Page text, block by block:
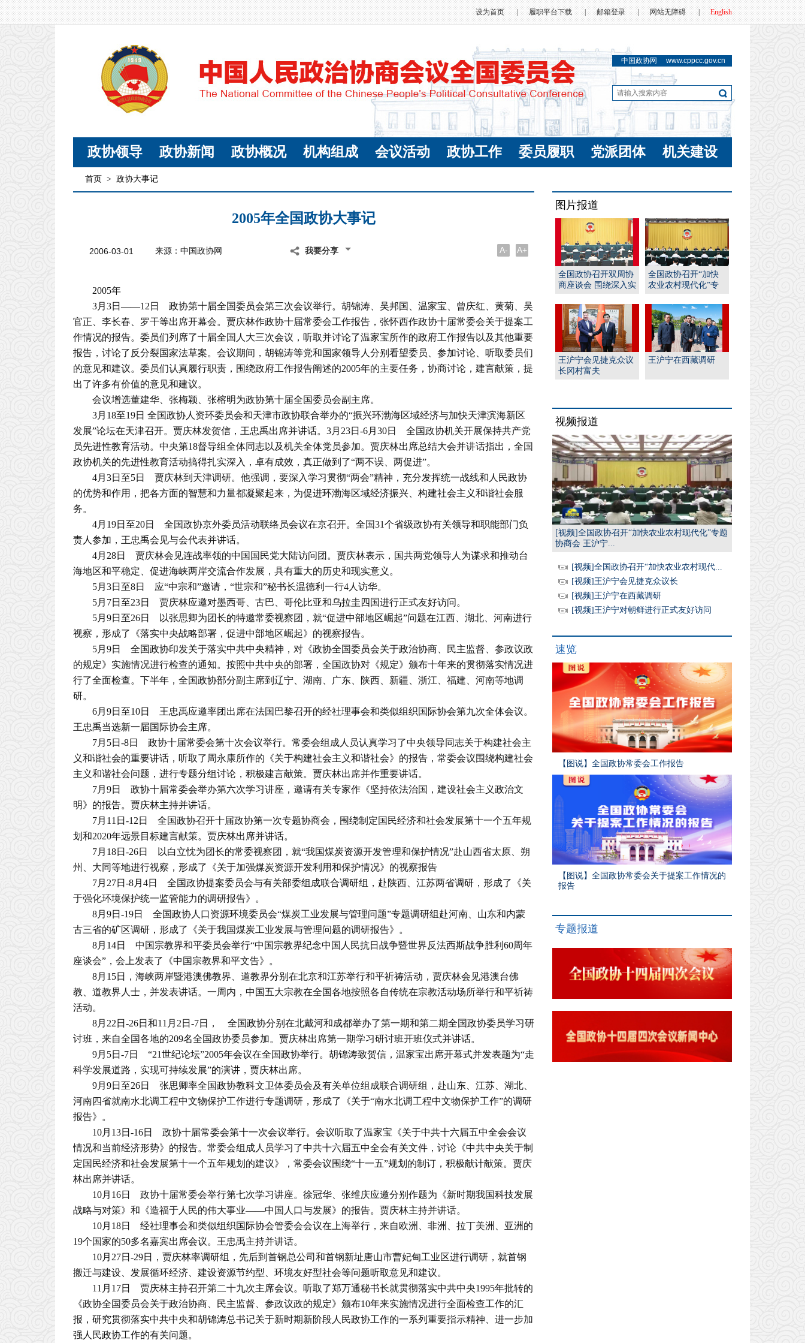
设为首页 履职平台下载 | 邮箱登录 网站无障碍 | English
中国政协网 www.cppcc.gov.cn
政协领导 政协新闻 政协概况 机构组成 会议活动 政协工作 委员履职 党派团体 机关建设
首页 > 政协大事记
2005年全国政协大事记
2006-03-01 来源：中国政协网 我要分享 A- A+
2005年
3月3日——12日 政协第十届全国委员会第三次会议举行。胡锦涛、吴邦国、温家宝、曾庆红、黄菊、吴
官正、李长春、罗干等出席开幕会。贾庆林作政协十届常委会工作报告，张怀西作政协十届常委会关于提案工
作情况的报告。委员们列席了十届全国人大三次会议，听取并讨论了温家宝所作的政府工作报告以及其他重要
报告，讨论了反分裂国家法草案。会议期间，胡锦涛等党和国家领导人分别看望委员、参加讨论、听取委员们
的意见和建议。委员们认真履行职责，围绕政府工作报告阐述的2005年的主要任务，协商讨论，建言献策，提
出了许多有价值的意见和建议。
会议增选董建华、张梅颖、张榕明为政协第十届全国委员会副主席。
3月18至19日 全国政协人资环委员会和天津市政协联合举办的“振兴环渤海区域经济与加快天津滨海新区
发展”论坛在天津召开。贾庆林发贺信，王忠禹出席并讲话。3月23日-6月30日 全国政协机关开展保持共产党
员先进性教育活动。中央第18督导组全体同志以及机关全体党员参加。贾庆林出席总结大会并讲话指出，全国
政协机关的先进性教育活动搞得扎实深入，卓有成效，真正做到了“两不误、两促进”。
4月3日至5日 贾庆林到天津调研。他强调，要深入学习贯彻“两会”精神，充分发挥统一战线和人民政协
的优势和作用，把各方面的智慧和力量都凝聚起来，为促进环渤海区域经济振兴、构建社会主义和谐社会服
务。
4月19日至20日 全国政协京外委员活动联络员会议在京召开。全国31个省级政协有关领导和职能部门负
责人参加，王忠禹会见与会代表并讲话。
4月28日 贾庆林会见连战率领的中国国民党大陆访问团。贾庆林表示，国共两党领导人为谋求和推动台
海地区和平稳定、促进海峡两岸交流合作发展，具有重大的历史和现实意义。
5月3日至8日 应“中宗和”邀请，“世宗和”秘书长温德利一行4人访华。
5月7日至23日 贾庆林应邀对墨西哥、古巴、哥伦比亚和乌拉圭四国进行正式友好访问。
5月9日至26日 以张思卿为团长的特邀常委视察团，就“促进中部地区崛起”问题在江西、湖北、河南进行
视察，形成了《落实中央战略部署，促进中部地区崛起》的视察报告。
5月9日 全国政协印发关于落实中共中央精神，对《政协全国委员会关于政治协商、民主监督、参政议政
的规定》实施情况进行检查的通知。按照中共中央的部署，全国政协对《规定》颁布十年来的贯彻落实情况进
行了全面检查。下半年，全国政协部分副主席到辽宁、湖南、广东、陕西、新疆、浙江、福建、河南等地调
研。
6月9日至10日 王忠禹应邀率团出席在法国巴黎召开的经社理事会和类似组织国际协会第九次全体会议。
王忠禹当选新一届国际协会主席。
7月5日-8日 政协十届常委会第十次会议举行。常委会组成人员认真学习了中央领导同志关于构建社会主
义和谐社会的重要讲话，听取了周永康所作的《关于构建社会主义和谐社会》的报告，常委会议围绕构建社会
主义和谐社会问题，进行专题分组讨论，积极建言献策。贾庆林出席并作重要讲话。
7月9日 政协十届常委会举办第六次学习讲座，邀请有关专家作《坚持依法治国，建设社会主义政治文
明》的报告。贾庆林主持并讲话。
7月11日-12日 全国政协召开十届政协第一次专题协商会，围绕制定国民经济和社会发展第十一个五年规
划和2020年远景目标建言献策。贾庆林出席并讲话。
7月18日-26日 以白立忱为团长的常委视察团，就“我国煤炭资源开发管理和保护情况”赴山西省太原、朔
州、大同等地进行视察，形成了《关于加强煤炭资源开发利用和保护情况》的视察报告
7月27日-8月4日 全国政协提案委员会与有关部委组成联合调研组，赴陕西、江苏两省调研，形成了《关
于强化环境保护统一监管能力的调研报告》。
8月9日-19日 全国政协人口资源环境委员会“煤炭工业发展与管理问题”专题调研组赴河南、山东和内蒙
古三省的矿区调研，形成了《关于我国煤炭工业发展与管理问题的调研报告》。
8月14日 中国宗教界和平委员会举行“中国宗教界纪念中国人民抗日战争暨世界反法西斯战争胜利60周年
座谈会”，会上发表了《中国宗教界和平文告》。
8月15日，海峡两岸暨港澳佛教界、道教界分别在北京和江苏举行和平祈祷活动，贾庆林会见港澳台佛
教、道教界人士，并发表讲话。一周内，中国五大宗教在全国各地按照各自传统在宗教活动场所举行和平祈祷
活动。
8月22日-26日和11月2日-7日， 全国政协分别在北戴河和成都举办了第一期和第二期全国政协委员学习研
讨班，来自全国各地的209名全国政协委员参加。贾庆林出席第一期学习研讨班开班仪式并讲话。
9月5日-7日 “21世纪论坛”2005年会议在全国政协举行。胡锦涛致贺信，温家宝出席开幕式并发表题为“走
科学发展道路，实现可持续发展”的演讲，贾庆林出席。
9月9日至26日 张思卿率全国政协教科文卫体委员会及有关单位组成联合调研组，赴山东、江苏、湖北、
河南四省就南水北调工程中文物保护工作进行专题调研，形成了《关于“南水北调工程中文物保护工作”的调研
报告》。
10月13日-16日 政协十届常委会第十一次会议举行。会议听取了温家宝《关于中共十六届五中全会会议
情况和当前经济形势》的报告。常委会组成人员学习了中共十六届五中全会有关文件，讨论《中共中央关于制
定国民经济和社会发展第十一个五年规划的建议》，常委会议围绕“十一五”规划的制订，积极献计献策。贾庆
林出席并讲话。
10月16日 政协十届常委会举行第七次学习讲座。徐冠华、张维庆应邀分别作题为《新时期我国科技发展
战略与对策》和《造福于人民的伟大事业——中国人口与发展》的报告。贾庆林主持并讲话。
10月18日 经社理事会和类似组织国际协会管委会会议在上海举行，来自欧洲、非洲、拉丁美洲、亚洲的
19个国家的50多名嘉宾出席会议。王忠禹主持并讲话。
10月27日-29日，贾庆林率调研组，先后到首钢总公司和首钢新址唐山市曹妃甸工业区进行调研，就首钢
搬迁与建设、发展循环经济、建设资源节约型、环境友好型社会等问题听取意见和建议。
11月17日 贾庆林主持召开第二十九次主席会议。听取了郑万通秘书长就贯彻落实中共中央1995年批转的
《政协全国委员会关于政治协商、民主监督、参政议政的规定》颁布10年来实施情况进行全面检查工作的汇
报，研究贯彻落实中共中央和胡锦涛总书记关于新时期新阶段人民政协工作的一系列重要指示精神、进一步加
强人民政协工作的有关问题。
图片报道
全国政协召开双周协
商座谈会 围绕深入实
动...
全国政协召开“加快
农业农村现代化”专
并...
王沪宁会见捷克众议
长冈村富夫
王沪宁在西藏调研
视频报道
[视频]全国政协召开“加快农业农村现代化”专题
协商会 王沪宁...
[视频]全国政协召开“加快农业农村现代...
[视频]王沪宁会见捷克众议长
[视频]王沪宁在西藏调研
[视频]王沪宁对朝鲜进行正式友好访问
速览
【图说】全国政协常委会工作报告
【图说】全国政协常委会关于提案工作情况的
报告
专题报道